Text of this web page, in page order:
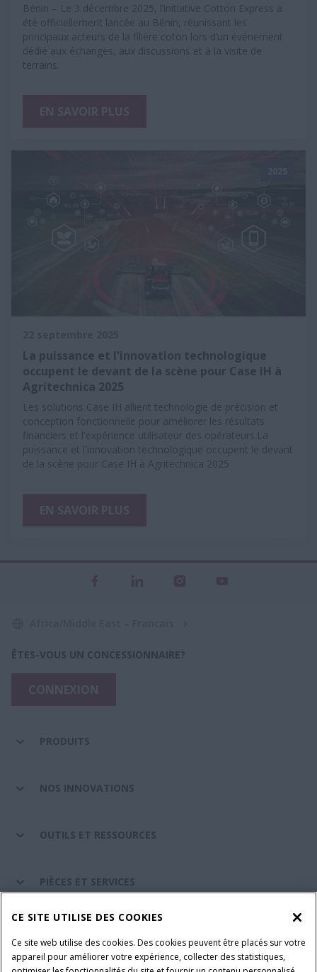
Bénin – Le 3 décembre 2025, l’initiative Cotton Express a
été officiellement lancée au Bénin, réunissant les
principaux acteurs de la filière coton lors d’un événement
dédié aux échanges, aux discussions et à la visite de
terrains.
La puissance et l'innovation technologique
occupent le devant de la scène pour Case IH à
Agritechnica 2025
Les solutions Case IH allient technologie de précision et
conception fonctionnelle pour améliorer les résultats
financiers et l'expérience utilisateur des opérateurs.La
puissance et l'innovation technologique occupent le devant
de la scène pour Case IH à Agritechnica 2025
ÊTES-VOUS UN CONCESSIONNAIRE?
PRODUITS
NOS INNOVATIONS
OUTILS ET RESSOURCES
PIÈCES ET SERVICES
CE SITE UTILISE DES COOKIES
Ce site web utilise des cookies. Des cookies peuvent être placés sur votre
appareil pour améliorer votre expérience, collecter des statistiques,